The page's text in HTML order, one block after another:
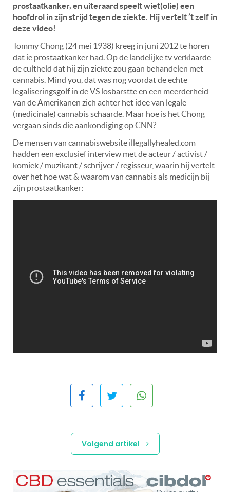
prostaatkanker, en uiteraard speelt wiet(olie) een
hoofdrol in zijn strijd tegen de ziekte. Hij vertelt ’t zelf in
deze video!
Tommy Chong (24 mei 1938) kreeg in juni 2012 te horen
dat ie prostaatkanker had. Op de landelijke tv verklaarde
de cultheld dat hij zijn ziekte zou gaan behandelen met
cannabis. Mind you, dat was nog voordat de echte
legaliseringsgolf in de VS losbarstte en een meerderheid
van de Amerikanen zich achter het idee van legale
(medicinale) cannabis schaarde. Maar hoe is het Chong
vergaan sinds die aankondiging op CNN?
De mensen van cannabiswebsite illegallyhealed.com
hadden een exclusief interview met de acteur / activist /
komiek / muzikant / schrijver / regisseur, waarin hij vertelt
over het hoe wat & waarom van cannabis als medicijn bij
zijn prostaatkanker:
Volgend artikel